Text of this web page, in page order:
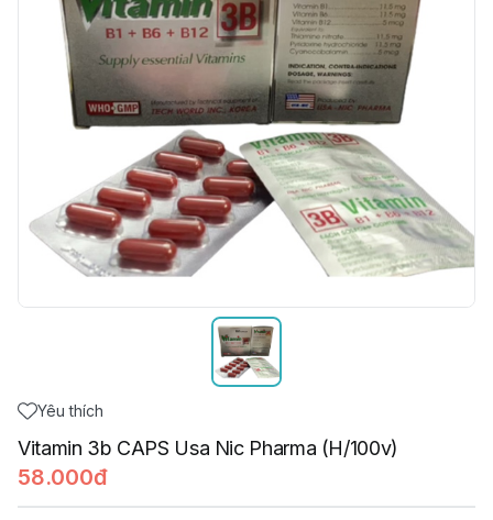
Yêu thích
Vitamin 3b CAPS Usa Nic Pharma (H/100v)
58.000đ